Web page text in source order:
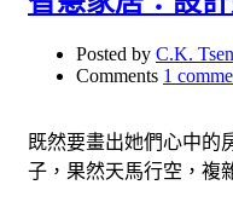
Posted by C.K.
Comments 1
既然要畫出她們心中的
子，果然天馬行空，複